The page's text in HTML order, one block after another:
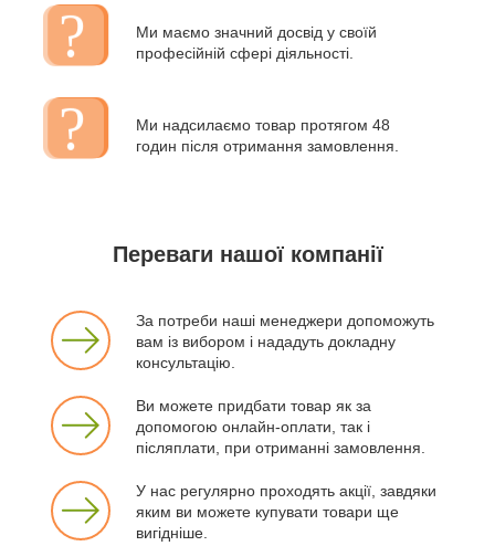
Ми маємо значний досвід у своїй
професійній сфері діяльності.
Ми надсилаємо товар протягом 48
годин після отримання замовлення.
Переваги нашої компанії
За потреби наші менеджери допоможуть
вам із вибором і нададуть докладну
консультацію.
Ви можете придбати товар як за
допомогою онлайн-оплати, так і
післяплати, при отриманні замовлення.
У нас регулярно проходять акції, завдяки
яким ви можете купувати товари ще
вигідніше.